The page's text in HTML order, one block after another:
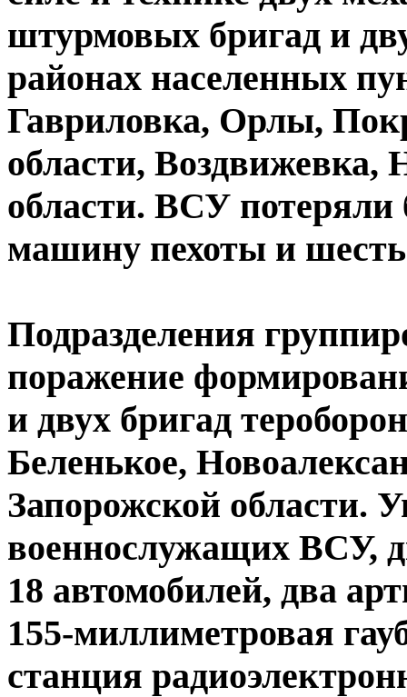
штурмовых бригад и
районах населенных
Гавриловка, Орлы,
области, Воздвижевка,
области. ВСУ потеряли
машину пехоты и
Подразделения
поражение
и двух бригад
Беленькое,
Запорожской области.
военнослужащих ВСУ,
18 автомобилей, два
155-миллиметровая
станция